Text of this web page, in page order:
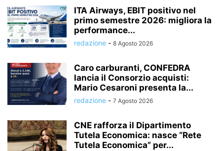
ITA Airways, EBIT positivo nel
primo semestre 2026: migliora la
performance...
redazione - 8 Agosto 2026
Caro carburanti, CONFEDRA
lancia il Consorzio acquisti:
Mario Cesaroni presenta la...
redazione - 7 Agosto 2026
CNE rafforza il Dipartimento
Tutela Economica: nasce “Rete
Tutela Economica” per...